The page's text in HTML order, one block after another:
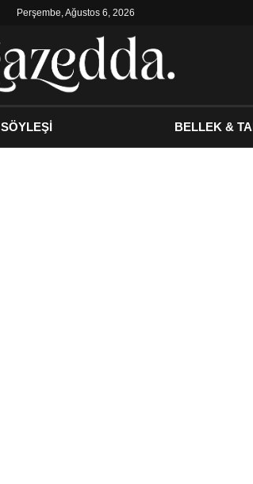
Perşembe, Ağustos 6, 2026
SÖYLEŞİ BELLEK &